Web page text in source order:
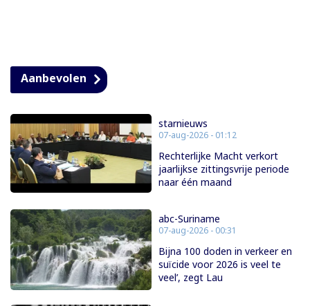
Aanbevolen
starnieuws
07-aug-2026 - 01:12
Rechterlijke Macht verkort
jaarlijkse zittingsvrije periode
naar één maand
abc-Suriname
07-aug-2026 - 00:31
Bijna 100 doden in verkeer en
suïcide voor 2026 is veel te
veel’, zegt Lau